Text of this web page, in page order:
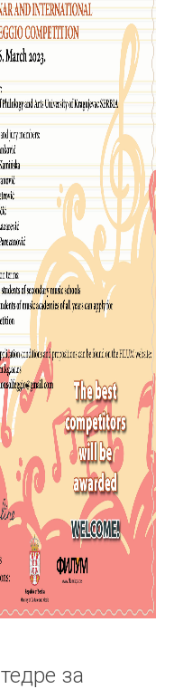
за